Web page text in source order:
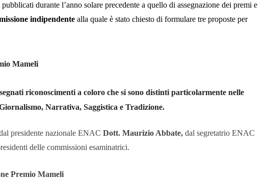
durante l’anno solare precedente a quello di assegnazione dei premi e
indipendente alla quale è stato chiesto di formulare tre proposte per
Mameli
riconoscimenti a coloro che si sono distinti particolarmente nelle
Narrativa, Saggistica e Tradizione.
presidente nazionale ENAC Dott. Maurizio Abbate, dal segretatrio ENAC
delle commissioni esaminatrici.
Premio Mameli